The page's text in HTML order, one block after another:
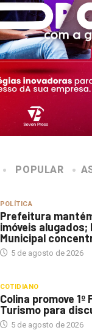
POPULAR
POLÍTICA
Prefeitura
imóveis alugados;
Municipal
5 de agosto de 2026
COTIDIANO
Colina promove 1º
Turismo para
5 de agosto de 2026